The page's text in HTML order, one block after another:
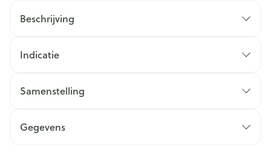
Beschrijving
Indicatie
Samenstelling
Gegevens